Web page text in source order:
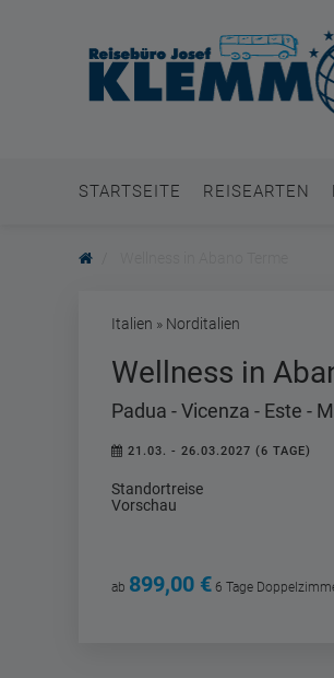
STARTSEITE REISEARTEN
Italien » Norditalien
Wellness in
Padua - Vicenza - Este -
21.03. - 26.03.2027 (6 TAGE)
Standortreise
Vorschau
ab 899,00 € 6 Tage